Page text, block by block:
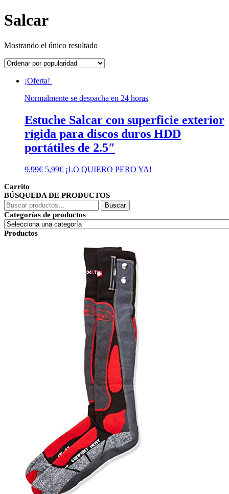
Salcar
Mostrando el único resultado
¡Oferta!
Normalmente se despacha en 24 horas
Estuche Salcar con superficie exterior
rígida para discos duros HDD
portátiles de 2.5″
9,99€ El
era:
9,99€.
5,99€El
es:
5,99€.
¡LO QUIERO PERO YA!
Carrito
BÚSQUEDA DE PRODUCTOS
Buscar
por:
Buscar
Categorías de productos
Productos